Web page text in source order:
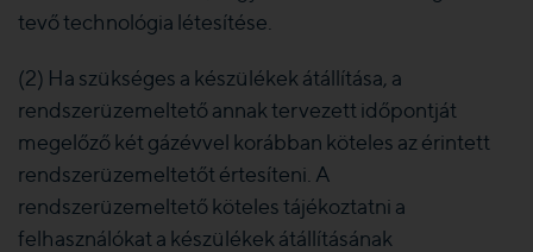
tevő technológia létesítése.
(2) Ha szükséges a készülékek átállítása, a
rendszerüzemeltető annak tervezett időpontját
megelőző két gázévvel korábban köteles az érintett
rendszerüzemeltetőt értesíteni. A
rendszerüzemeltető köteles tájékoztatni a
felhasználókat a készülékek átállításának